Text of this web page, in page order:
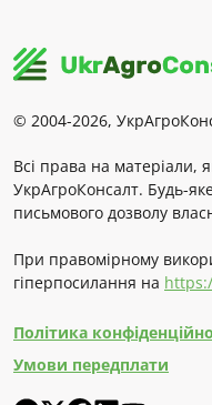
© 2004-2026,
Всі права на матеріали,
УкрАгроКонсалт. Будь-
письмового дозволу
При правомірному
гіперпосилання на
Політика
Умови передплати